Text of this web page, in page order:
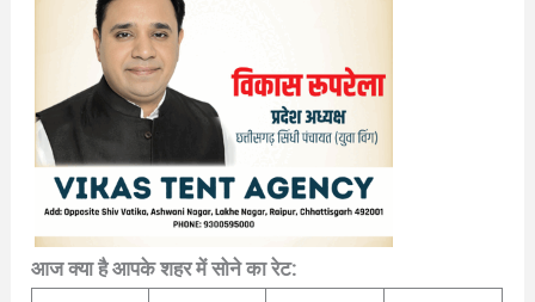
आज क्या है आपके शहर में सोने का रेट: